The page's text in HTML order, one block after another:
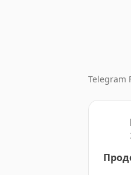
Telegram